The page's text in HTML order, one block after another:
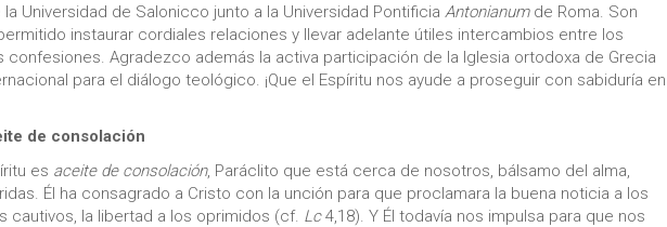
Universidad de Salonicco junto a la Universidad Pontificia Antonianumde Roma. Son
instaurar cordiales relaciones y llevar adelante útiles intercambios entre los
Agradezco además la activa participación de la Iglesia ortodoxa de Grecia
para el diálogo teológico. ¡Que el Espíritu nos ayude a proseguir con sabiduría en
de consolación
es aceite de consolación, Paráclito que está cerca de nosotros, bálsamo del alma,
Él ha consagrado a Cristo con la unción para que proclamara la buena noticia a los
cautivos, la libertad a los oprimidos (cf. Lc4,18). Y Él todavía nos impulsa para que nos